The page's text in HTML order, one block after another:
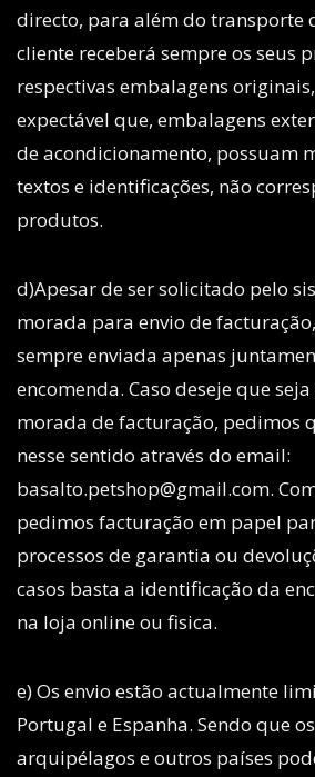
directo, para além do transporte
cliente receberá sempre os seus
respectivas embalagens
expectável que, embalagens
de acondicionamento, possuam
textos e identificações, não
produtos.
d)Apesar de ser solicitado pelo
morada para envio de
sempre enviada apenas
encomenda. Caso deseje que
morada de facturação, pedimos
nesse sentido através do email:
basalto.petshop@gmail.com.
pedimos facturação em papel
processos de garantia ou
casos basta a identificação da
na loja online ou fisica.
e) Os envio estão actualmente
Portugal e Espanha. Sendo que
arquipélagos e outros países